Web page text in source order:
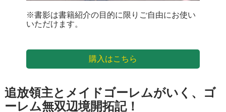
追放領主とメイドゴーレムがいく、ゴ
ーレム無双辺境開拓記！
※書影は書籍紹介の目的に限りご自由にお使い
いただけます。
購入はこちら